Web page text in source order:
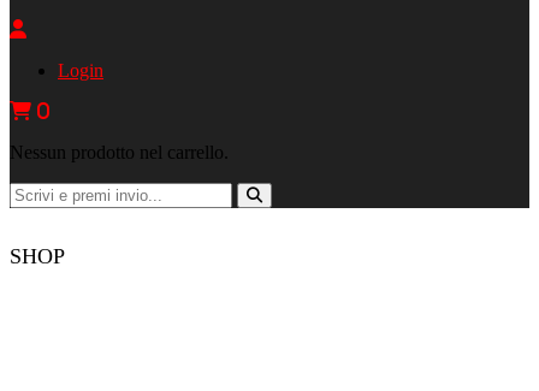
Login
0
Nessun prodotto nel carrello.
SHOP